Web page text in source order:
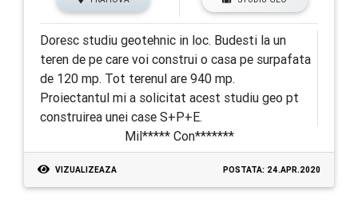
Doresc studiu geotehnic in loc. Budesti la un
teren de pe care voi construi o casa pe surpafata
de 120 mp. Tot terenul are 940 mp.
Proiectantul mi a solicitat acest studiu geo pt
construirea unei case S+P+E.
Mil***** Con*******
VIZUALIZEAZA POSTATA: 24.APR.2020